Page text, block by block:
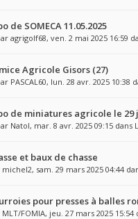
de SOMECA 11.05.2025
agrigolf68, ven. 2 mai 2025 16:59
Agricole Gisors (27)
PASCAL60, lun. 28 avr. 2025 10:38
de miniatures agricole le 29
Natol, mar. 8 avr. 2025 09:15 dans
et baux de chasse
michel2, sam. 29 mars 2025 04:44
pour presses à balles
MLT/FOMIA, jeu. 27 mars 2025 15:54